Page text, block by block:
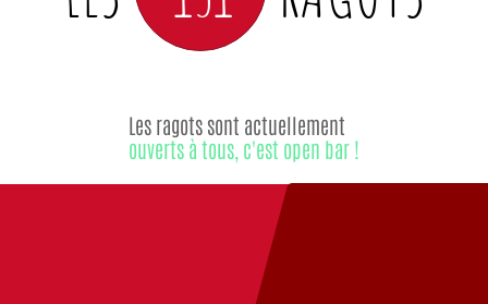
Les ragots sont actuellement
ouverts à tous, c'est open bar !